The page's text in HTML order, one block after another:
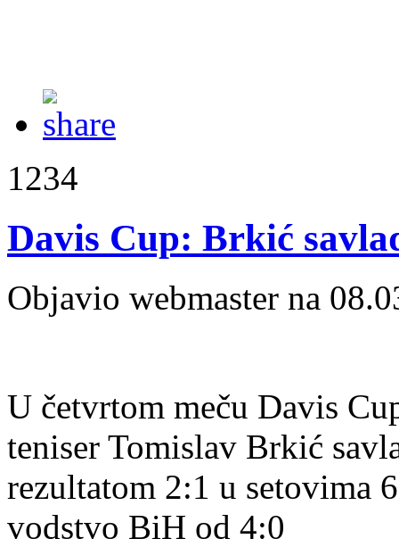
1234
Davis Cup: Brkić
Objavio webmaster na
U četvrtom meču Davis
teniser Tomislav Brkić
rezultatom 2:1 u setovima
vodstvo BiH od 4:0